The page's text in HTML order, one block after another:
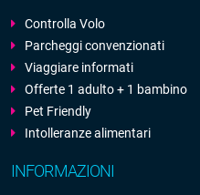
Controlla Volo
Parcheggi convenzionati
Viaggiare informati
Offerte 1 adulto + 1 bambino
Pet Friendly
Intolleranze alimentari
INFORMAZIONI